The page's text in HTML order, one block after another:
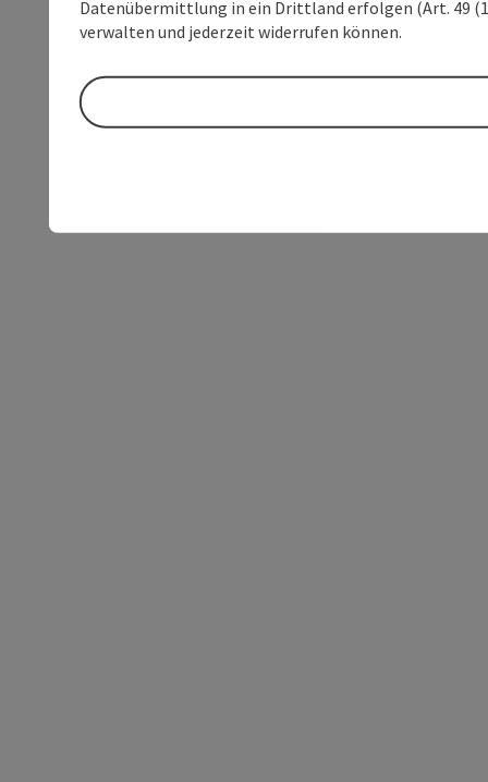
Datenübermittlung in ein Drittland erfolgen (Art. 49
verwalten und jederzeit widerrufen können.